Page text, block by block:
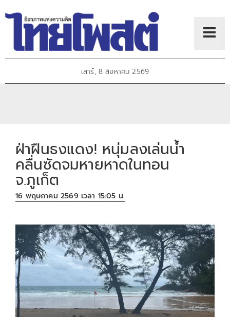
เสาร์, 8 สิงหาคม 2569
ฝ่าฝืนธงแดง! หนุ่มลงเล่นน้ำ
คลื่นซัดจมหายหาดในทอน
จ.ภูเก็ต
16 พฤษภาคม 2569 เวลา 15:05 น.